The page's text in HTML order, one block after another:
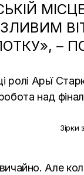
–
ролі Арьї
над
Зірки
Але